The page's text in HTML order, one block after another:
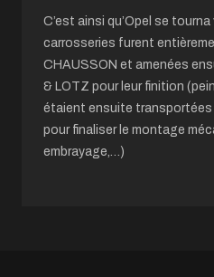
C’est ainsi qu’Opel se tourna
carrosseries furent
CHAUSSON et amenées
& LOTZ pour leur finition
étaient ensuite transportées
pour finaliser le montage
embrayage,…)